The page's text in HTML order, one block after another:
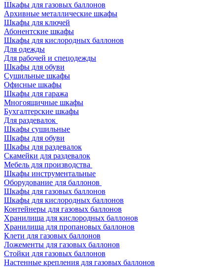
Шкафы для газовых баллонов
Архивные металлические шкафы
Шкафы для ключей
Абонентские шкафы
Шкафы для кислородных баллонов
Для одежды
Для рабочей и спецодежды
Шкафы для обуви
Сушильные шкафы
Офисные шкафы
Шкафы для гаража
Многоящичные шкафы
Бухгалтерские шкафы
Для раздевалок
Шкафы сушильные
Шкафы для обуви
Шкафы для раздевалок
Скамейки для раздевалок
Мебель для производства
Шкафы инструментальные
Оборудование для баллонов
Шкафы для газовых баллонов
Шкафы для кислородных баллонов
Контейнеры для газовых баллонов
Хранилища для кислородных баллонов
Хранилища для пропановых баллонов
Клети для газовых баллонов
Ложементы для газовых баллонов
Стойки для газовых баллонов
Настенные крепления для газовых баллонов